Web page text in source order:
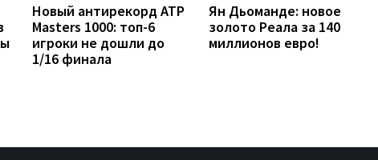
Новый антирекорд ATP
Masters 1000: топ-6
игроки не дошли до
1/16 финала
Ян Дьоманде: новое
золото Реала за 140
миллионов евро!